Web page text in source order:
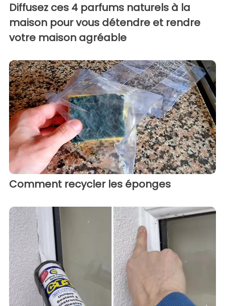
Diffusez ces 4 parfums naturels à la
maison pour vous détendre et rendre
votre maison agréable
Comment recycler les éponges